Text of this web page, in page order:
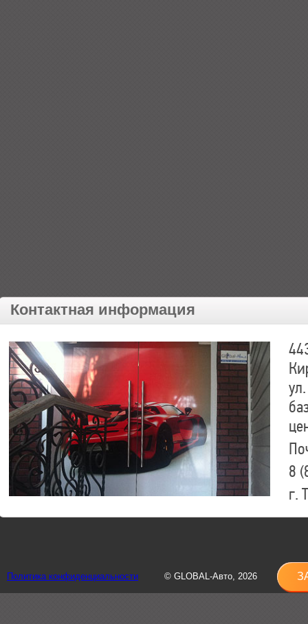
Контактная информация
8
г.
8
Политика конфиденциальности © GLOBAL-Авто, 2026